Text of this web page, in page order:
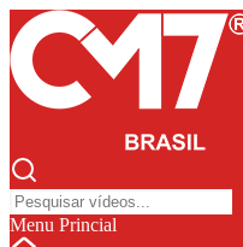
Menu Princial